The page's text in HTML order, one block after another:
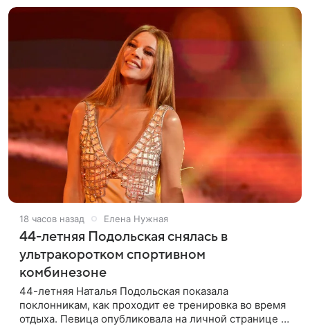
18 часов назад Елена Нужная
44-летняя Подольская снялась в
ультракоротком спортивном
комбинезоне
44-летняя Наталья Подольская показала
поклонникам, как проходит ее тренировка во время
отдыха. Певица опубликовала на личной странице в